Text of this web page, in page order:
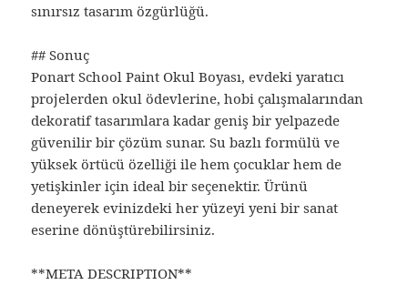
sınırsız tasarım özgürlüğü.
## Sonuç
Ponart School Paint Okul Boyası, evdeki yaratıcı
projelerden okul ödevlerine, hobi çalışmalarından
dekoratif tasarımlara kadar geniş bir yelpazede
güvenilir bir çözüm sunar. Su bazlı formülü ve
yüksek örtücü özelliği ile hem çocuklar hem de
yetişkinler için ideal bir seçenektir. Ürünü
deneyerek evinizdeki her yüzeyi yeni bir sanat
eserine dönüştürebilirsiniz.
**META DESCRIPTION**